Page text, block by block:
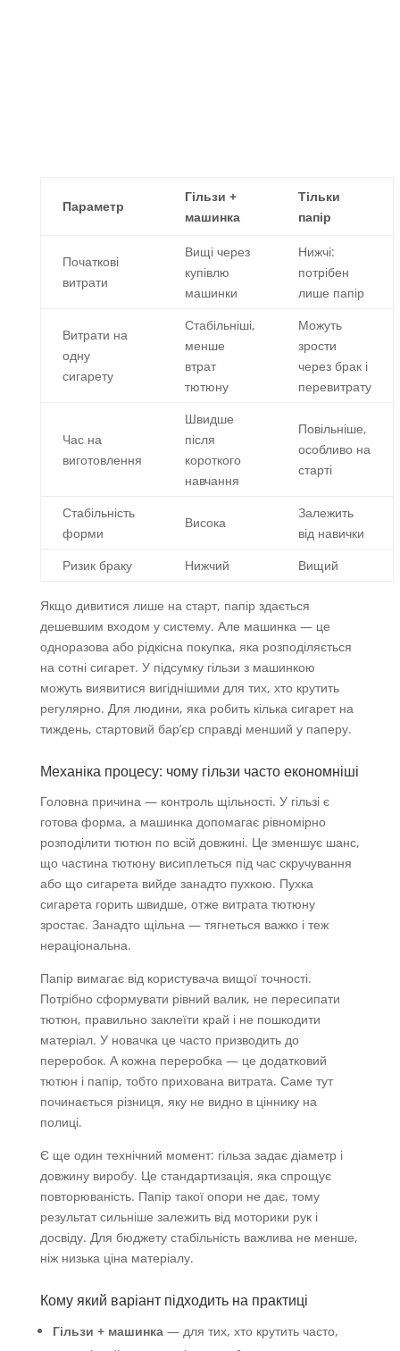
Параметр
Гільзи +
машинка
Тільки
папір
Початкові
витрати
Вищі через
купівлю
машинки
Нижчі:
потрібен
лише папір
Витрати на
одну
сигарету
Стабільніші,
менше
втрат
тютюну
Можуть
зрости
через брак і
перевитрату
Час на
виготовлення
Швидше
після
короткого
навчання
Повільніше,
особливо на
старті
Стабільність
форми
Висока
Залежить
від навички
Ризик браку
Нижчий Вищий
Якщо дивитися лише на старт, папір здається
дешевшим входом у систему. Але машинка — це
одноразова або рідкісна покупка, яка розподіляється
на сотні сигарет. У підсумку гільзи з машинкою
можуть виявитися вигіднішими для тих, хто крутить
регулярно. Для людини, яка робить кілька сигарет на
тиждень, стартовий бар’єр справді менший у паперу.
Механіка процесу: чому гільзи часто економніші
Головна причина — контроль щільності. У гільзі є
готова форма, а машинка допомагає рівномірно
розподілити тютюн по всій довжині. Це зменшує шанс,
що частина тютюну висиплеться під час скручування
або що сигарета вийде занадто пухкою. Пухка
сигарета горить швидше, отже витрата тютюну
зростає. Занадто щільна — тягнеться важко і теж
нераціональна.
Папір вимагає від користувача вищої точності.
Потрібно сформувати рівний валик, не пересипати
тютюн, правильно заклеїти край і не пошкодити
матеріал. У новачка це часто призводить до
переробок. А кожна переробка — це додатковий
тютюн і папір, тобто прихована витрата. Саме тут
починається різниця, яку не видно в ціннику на
полиці.
Є ще один технічний момент: гільза задає діаметр і
довжину виробу. Це стандартизація, яка спрощує
повторюваність. Папір такої опори не дає, тому
результат сильніше залежить від моторики рук і
досвіду. Для бюджету стабільність важлива не менше,
ніж низька ціна матеріалу.
Кому який варіант підходить на практиці
Гільзи + машинка— для тих, хто крутить часто,